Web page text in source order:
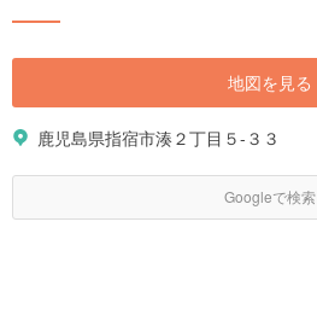
地図を見る
鹿児島県指宿市湊２丁目５-３３
Googleで検索